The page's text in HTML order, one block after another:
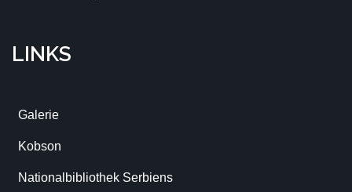
LINKS
Galerie
Kobson
Nationalbibliothek Serbiens